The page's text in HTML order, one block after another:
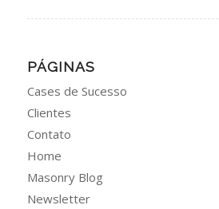
PÁGINAS
Cases de Sucesso
Clientes
Contato
Home
Masonry Blog
Newsletter